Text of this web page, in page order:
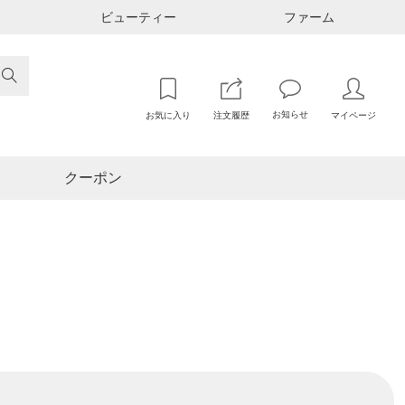
ビューティー ファーム

お気に入り 注文履歴 お知らせ マイページ
クーポン